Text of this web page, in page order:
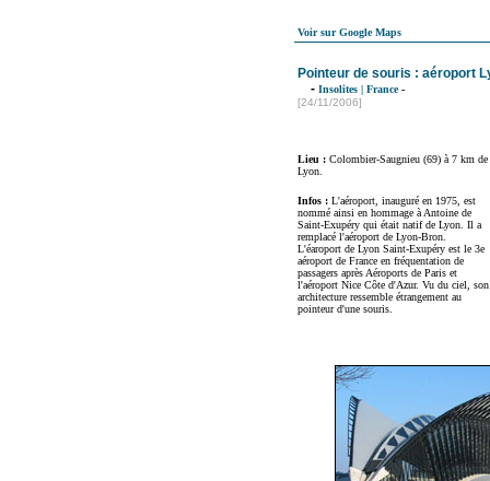
Voir sur Google Maps
Pointeur de souris : aéroport
- Insolites | France-
[24/11/2006]
Lieu : Colombier-Saugnieu (69) à 7 km de
Lyon.
Infos : L'aéroport, inauguré en 1975, est
nommé ainsi en hommage à Antoine de
Saint-Exupéry qui était natif de Lyon. Il a
remplacé l'aéroport de Lyon-Bron
L'éaroport de Lyon Saint-Exupéry est le 3e
aéroport de France en fréquentation de
passagers après Aéroports de Paris et
l'aéroport Nice Côte d'Azur. Vu du ciel, son
architecture ressemble étrangement au
pointeur d'une souris.